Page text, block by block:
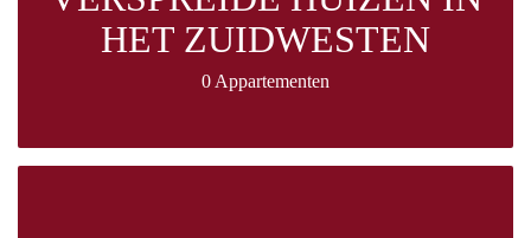
HET ZUIDWESTEN
0 Appartementen